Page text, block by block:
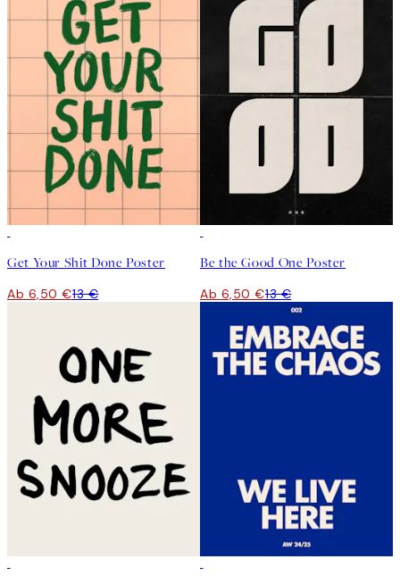
Get Your Shit Done Poster
Ab 6,50 €13 €
Be the Good One Poster
Ab 6,50 €13 €